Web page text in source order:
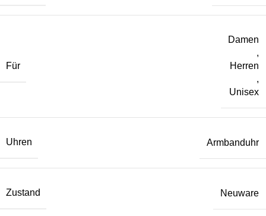
Für
Damen
,
Herren
,
Unisex
Uhren Armbanduhr
Zustand Neuware